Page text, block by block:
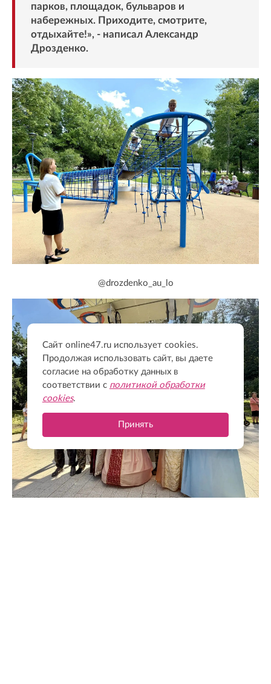
парков, площадок, бульваров и
набережных. Приходите, смотрите,
отдыхайте!», - написал Александр
Дрозденко.
@drozdenko_au_lo
Сайт online47.ru использует cookies.
Продолжая использовать сайт, вы даете
согласие на обработку данных в
соответствии с политикой обработки
cookies.
Принять